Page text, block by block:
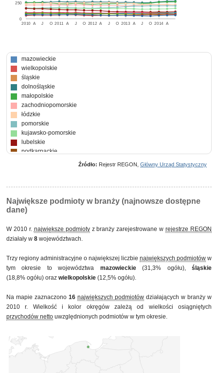
2010 2011 2012 2013 2014
A J O A J O A J O A J O A
0
250
mazowieckie
wielkopolskie
śląskie
dolnośląskie
małopolskie
zachodniopomorskie
łódzkie
pomorskie
kujawsko-pomorskie
lubelskie
podkarpackie
opolskie
świętokrzyskie
Źródło: Rejestr REGON, Główny Urząd Statystyczny
Największe podmioty w branży (najnowsze dostępne
dane)
W 2010 r. największe podmiotyz branży zarejestrowane wrejestrze REGON
działały w 8 województwach.
Trzy regiony administracyjne o największej liczbie największych podmiotów w
tym okresie to województwa mazowieckie(31,3% ogółu),śląskie
(18,8% ogółu) oraz wielkopolskie (12,5% ogółu).
Na mapie zaznaczono 16 największych podmiotów działających w branży w
2010 r. Wielkość i kolor okręgów zależą od wielkości osiągniętych
przychodów netto uwzględnionych podmiotów w tym okresie.